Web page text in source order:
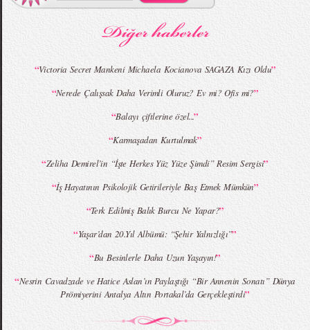
MBFWI - Gülçin Çengel 2015 Yaz
MBFWI - Zeynep Erdoğan 2015 Yaz
MBFWI - Giray Sepin 2015 Yaz Koleksiyonu MBFWI - Burçe Bekrek 2015 Yaz Koleksiyonu
“Victoria Secret Mankeni Michaela Kocianova SAGAZA Kızı Oldu”
“Nerede Çalışsak Daha Verimli Oluruz? Ev mi? Ofis mi?”
“Balayı çiftlerine özel...”
“Karmaşadan Kurtulmak”
“Zeliha Demirel’in “İşte Herkes Yüz Yüze Şimdi” Resim Sergisi”
“İş Hayatının Psikolojik Getirileriyle Baş Etmek Mümkün”
“Terk Edilmiş Balık Burcu Ne Yapar?”
“Yaşar’dan 20.Yıl Albümü: “Şehir Yalnızlığı””
“Bu Besinlerle Daha Uzun Yaşayın!”
“Nesrin Cavadzade ve Hatice Aslan’ın Paylaştığı “Bir Annenin Sonatı” Dünya
Prömiyerini Antalya Altın Portakal’da Gerçekleştirdi”